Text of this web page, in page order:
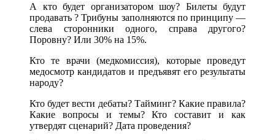
А кто будет организатором шоу? Билеты будут
продавать ? Трибуны заполняются по принципу —
слева сторонники одного, справа другого?
Поровну? Или 30% на 15%.
Кто те врачи (медкомиссия), которые проведут
медосмотр кандидатов и предъявят его результаты
народу?
Кто будет вести дебаты? Тайминг? Какие правила?
Какие вопросы и темы? Кто составит и как
утвердят сценарий? Дата проведения?